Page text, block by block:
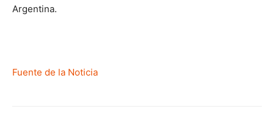
Argentina.
Fuente de la Noticia